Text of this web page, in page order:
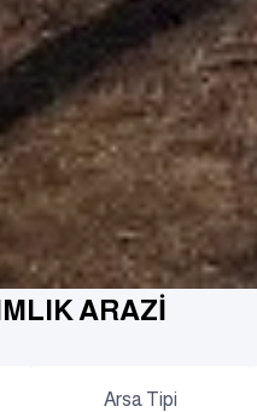
ARAZİ
Arsa Tipi